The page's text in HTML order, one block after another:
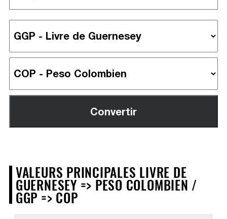
VALEURS PRINCIPALES LIVRE DE
GUERNESEY => PESO COLOMBIEN /
GGP => COP